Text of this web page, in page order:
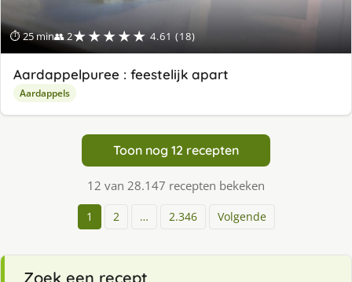
⏱ 25 min👥 2★★★★★ 4.61 (18)
Aardappelpuree : feestelijk apart
Aardappels
Toon nog 12 recepten
12 van 28.147 recepten bekeken
1 2 … 2.346 Volgende
Zoek een recept